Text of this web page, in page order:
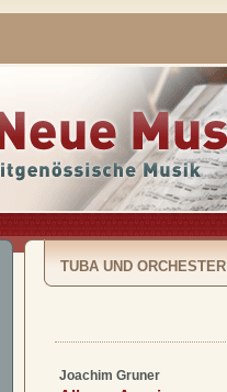
TUBA UND ORCHESTER
Joachim Gruner